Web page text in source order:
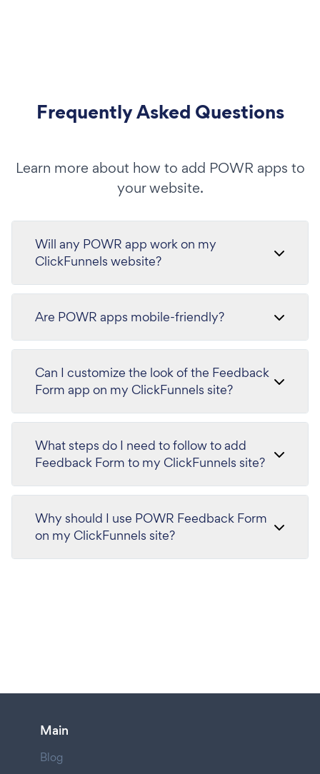
Frequently Asked Questions
Learn more about how to add POWR apps to
your website.
Will any POWR app work on my
ClickFunnels website?
Are POWR apps mobile-friendly?
Can I customize the look of the Feedback
Form app on my ClickFunnels site?
What steps do I need to follow to add
Feedback Form to my ClickFunnels site?
Why should I use POWR Feedback Form
on my ClickFunnels site?
Main
Blog